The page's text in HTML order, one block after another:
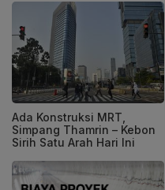
Ada Konstruksi MRT,
Simpang Thamrin – Kebon
Sirih Satu Arah Hari Ini